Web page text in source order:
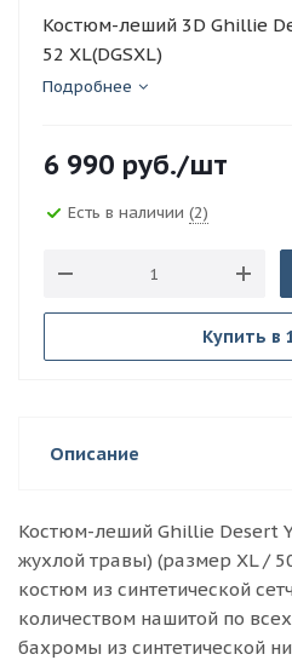
Костюм-леший 3D Ghillie
52 XL(DGSXL)
Подробнее
6 990 руб./шт
Есть в наличии (2)
Купить в
Описание
Костюм-леший Ghillie Desert
жухлой травы) (размер XL /
костюм из синтетической
количеством нашитой по
бахромы из синтетической